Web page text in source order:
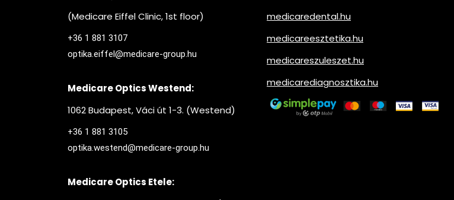
(Medicare Eiffel Clinic, 1st floor)
+36 1 881 3107
optika.eiffel@medicare-group.hu
Medicare Optics Westend:
1062 Budapest, Váci út 1-3. (Westend)
+36 1 881 3105
optika.westend@medicare-group.hu
Medicare Optics Etele:
medicaredental.hu
medicareesztetika.hu
medicareszuleszet.hu
medicarediagnosztika.hu